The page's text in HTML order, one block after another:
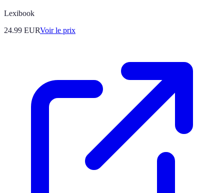
Lexibook
24.99 EURVoir le prix